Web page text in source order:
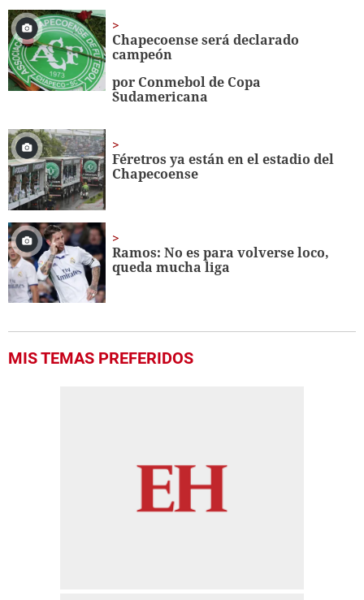
1
minute,
56
seconds
Chapecoense será declarado
campeón
por Conmebol de Copa
Sudamericana
Féretros ya están en el estadio del
Chapecoense
Ramos: No es para volverse loco,
queda mucha liga
MIS TEMAS PREFERIDOS